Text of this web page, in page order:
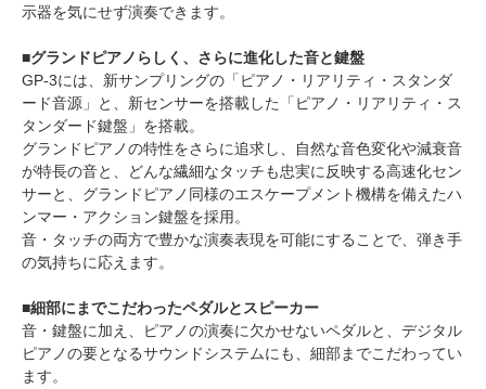
示器を気にせず演奏できます。
■グランドピアノらしく、さらに進化した音と鍵盤
GP-3には、新サンプリングの「ピアノ・リアリティ・スタンダ
ード音源」と、新センサーを搭載した「ピアノ・リアリティ・ス
タンダード鍵盤」を搭載。
グランドピアノの特性をさらに追求し、自然な音色変化や減衰音
が特長の音と、どんな繊細なタッチも忠実に反映する高速化セン
サーと、グランドピアノ同様のエスケープメント機構を備えたハ
ンマー・アクション鍵盤を採用。
音・タッチの両方で豊かな演奏表現を可能にすることで、弾き手
の気持ちに応えます。
■細部にまでこだわったペダルとスピーカー
音・鍵盤に加え、ピアノの演奏に欠かせないペダルと、デジタル
ピアノの要となるサウンドシステムにも、細部までこだわってい
ます。